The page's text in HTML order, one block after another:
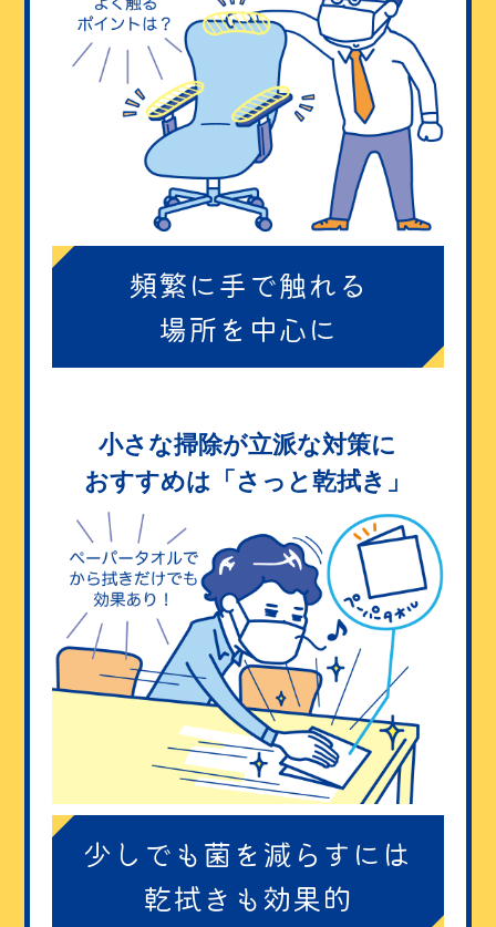
頻繁に手で触れる
場所を中心に
小さな掃除が立派な対策に
おすすめは「さっと乾拭き」
少しでも菌を減らすには
乾拭きも効果的